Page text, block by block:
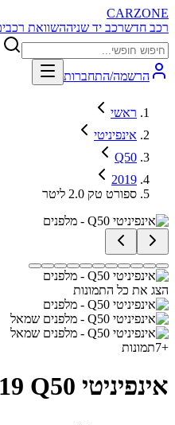
CARZONE
רכב חדשרכב יד שניההשוואת
הרשמה/התחברות
ראשי
אינפיניטי
Q50
2019
ספורט טק 2.0 ליטר
הצג את כל התמונות
+
7תמונות
אינפיניטי Q50